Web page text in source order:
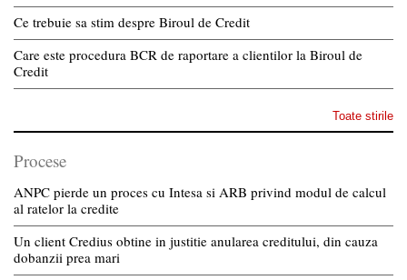
Ce trebuie sa stim despre Biroul de Credit
Care este procedura BCR de raportare a clientilor la Biroul de
Credit
Toate stirile
Procese
ANPC pierde un proces cu Intesa si ARB privind modul de calcul
al ratelor la credite
Un client Credius obtine in justitie anularea creditului, din cauza
dobanzii prea mari